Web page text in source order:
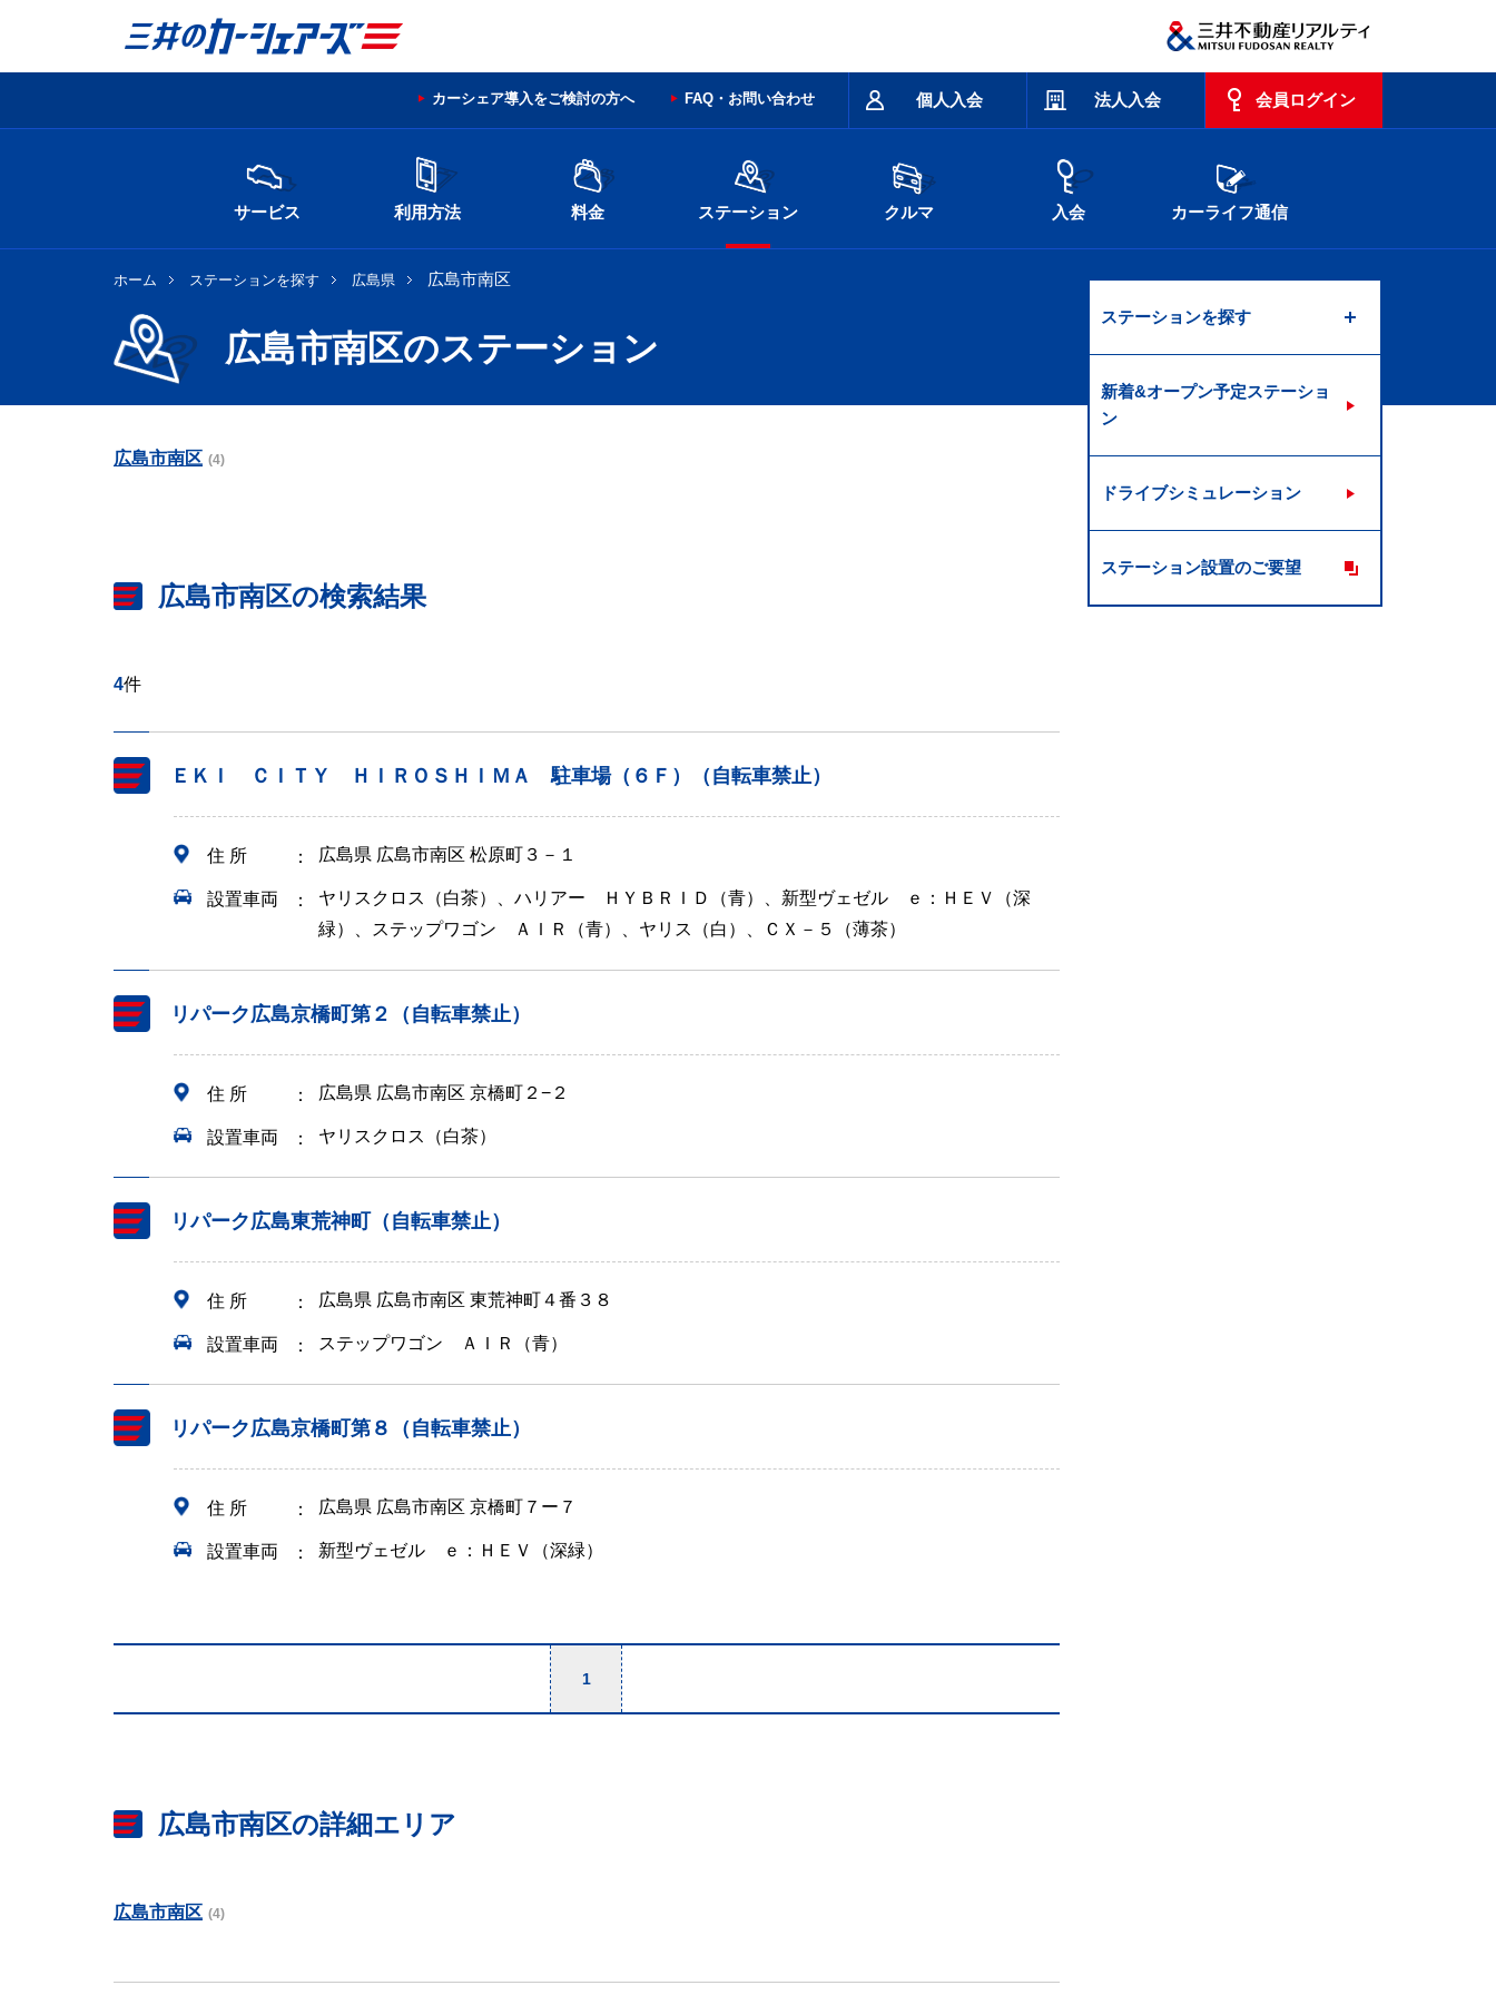
個人入会 法人入会 会員ログイン
カーシェア導入をご検討の方へ FAQ・お問い合わせ
サービス 利用方法 料金 ステーション クルマ 入会 カーライフ通信
ホーム ステーションを探す 広島県 広島市南区
広島市南区のステーション
広島市南区 (4)
広島市南区の検索結果
4件
ＥＫＩ ＣＩＴＹ ＨＩＲＯＳＨＩＭＡ 駐車場（６Ｆ）（自転車禁止）
住 所 広島県 広島市南区 松原町３－１
設置車両
ヤリスクロス（白茶）、ハリアー ＨＹＢＲＩＤ（青）、新型ヴェゼル ｅ：ＨＥＶ（深
緑）、ステップワゴン ＡＩＲ（青）、ヤリス（白）、ＣＸ－５（薄茶）
リパーク広島京橋町第２（自転車禁止）
住 所 広島県 広島市南区 京橋町２−２
設置車両 ヤリスクロス（白茶）
リパーク広島東荒神町（自転車禁止）
住 所 広島県 広島市南区 東荒神町４番３８
設置車両 ステップワゴン ＡＩＲ（青）
リパーク広島京橋町第８（自転車禁止）
住 所 広島県 広島市南区 京橋町７ー７
設置車両 新型ヴェゼル ｅ：ＨＥＶ（深緑）
1
広島市南区の詳細エリア
広島市南区 (4)
ステーションを探す
新着&オープン予定ステーショ
ン
ドライブシミュレーション
ステーション設置のご要望